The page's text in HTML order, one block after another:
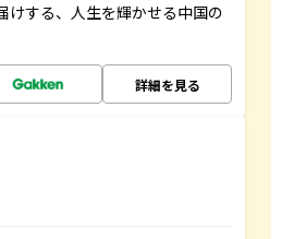
けする、人生を輝かせる中国の
詳細を見る